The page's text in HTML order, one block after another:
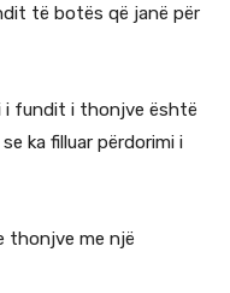
të botës që janë për
i fundit i thonjve është
ka filluar përdorimi i
thonjve me një